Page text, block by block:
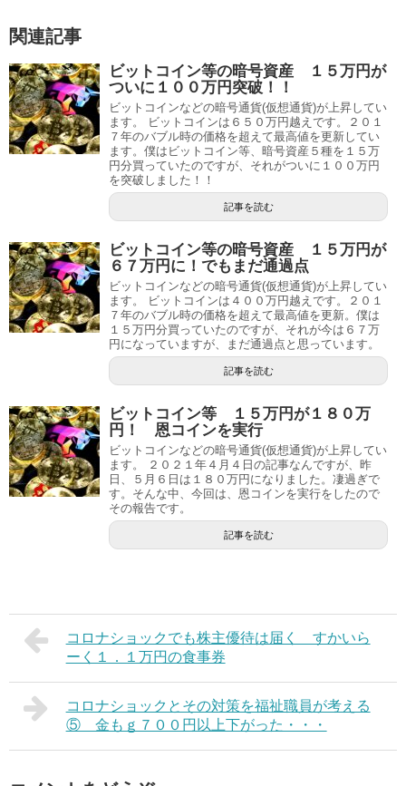
関連記事
ビットコイン等の暗号資産 １５万円が
ついに１００万円突破！！
ビットコインなどの暗号通貨(仮想通貨)が上昇してい
ます。 ビットコインは６５０万円越えです。２０１
７年のバブル時の価格を超えて最高値を更新してい
ます。僕はビットコイン等、暗号資産５種を１５万
円分買っていたのですが、それがついに１００万円
を突破しました！！
記事を読む
ビットコイン等の暗号資産 １５万円が
６７万円に！でもまだ通過点
ビットコインなどの暗号通貨(仮想通貨)が上昇してい
ます。 ビットコインは４００万円越えです。２０１
７年のバブル時の価格を超えて最高値を更新。僕は
１５万円分買っていたのですが、それが今は６７万
円になっていますが、まだ通過点と思っています。
記事を読む
ビットコイン等 １５万円が１８０万
円！ 恩コインを実行
ビットコインなどの暗号通貨(仮想通貨)が上昇してい
ます。 ２０２１年４月４日の記事なんですが、昨
日、５月６日は１８０万円になりました。凄過ぎで
す。そんな中、今回は、恩コインを実行をしたので
その報告です。
記事を読む
コロナショックでも株主優待は届く すかいら
ーく１．１万円の食事券
コロナショックとその対策を福祉職員が考える
⑤ 金もｇ７００円以上下がった・・・